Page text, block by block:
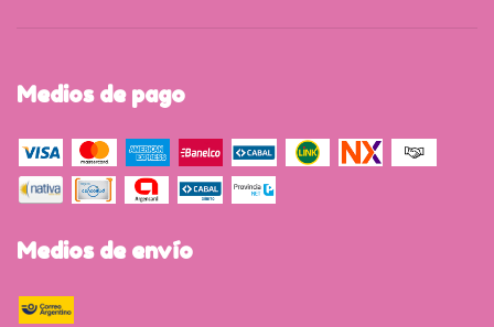
Medios de pago
Medios de envío